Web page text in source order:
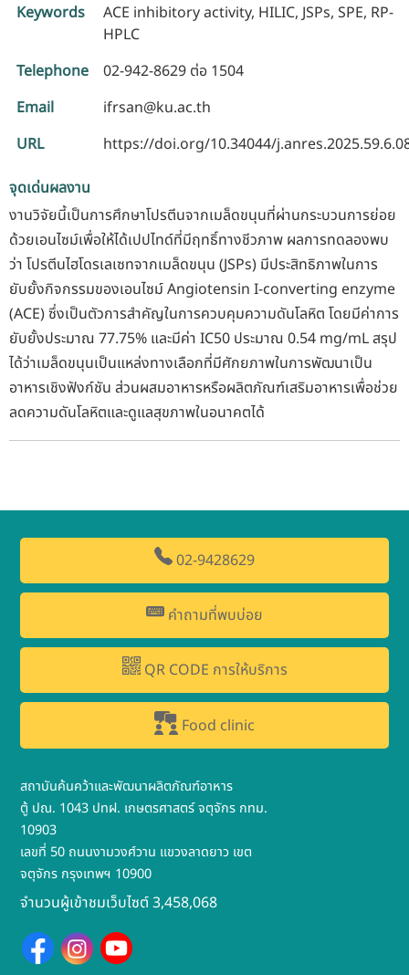
Keywords
ACE inhibitory activity, HILIC, JSPs, SPE, RP-
HPLC
Telephone
02-942-8629 ต่อ 1504
Email
ifrsan@ku.ac.th
URL
https://doi.org/10.34044/
จุดเด่นผลงาน
งานวิจัยนี้เป็นการศึกษาโปรตีนจากเมล็ดขนุนที่ผ่านกระบวนการย่อย
ด้วยเอนไซม์เพื่อให้ได้เปปไทด์ที่มีฤทธิ์ทางชีวภาพ ผลการทดลองพบ
ว่า โปรตีนไฮโดรเลเซทจากเมล็ดขนุน (JSPs) มีประสิทธิภาพในการ
ยับยั้งกิจกรรมของเอนไซม์ Angiotensin I-converting enzyme
(ACE) ซึ่งเป็นตัวการสำคัญในการควบคุมความดันโลหิต โดยมีค่าการ
ยับยั้งประมาณ 77.75% และมีค่า IC50 ประมาณ 0.54 mg/mL สรุป
ได้ว่าเมล็ดขนุนเป็นแหล่งทางเลือกที่มีศักยภาพในการพัฒนาเป็น
อาหารเชิงฟังก์ชัน ส่วนผสมอาหารหรือผลิตภัณฑ์เสริมอาหารเพื่อช่วย
ลดความดันโลหิตและดูแลสุขภาพในอนาคตได้
02-9428629
คำถามที่พบบ่อย
QR CODE การให้บริการ
Food clinic
สถาบันค้นคว้าและพัฒนาผลิตภัณฑ์อาหาร
ตู้ ปณ. 1043 ปทฝ. เกษตรศาสตร์ จตุจักร กทม.
10903
เลขที่ 50 ถนนงามวงศ์วาน แขวงลาดยาว เขต
จตุจักร กรุงเทพฯ 10900
จำนวนผู้เข้าชมเว็บไซต์ 3,458,068